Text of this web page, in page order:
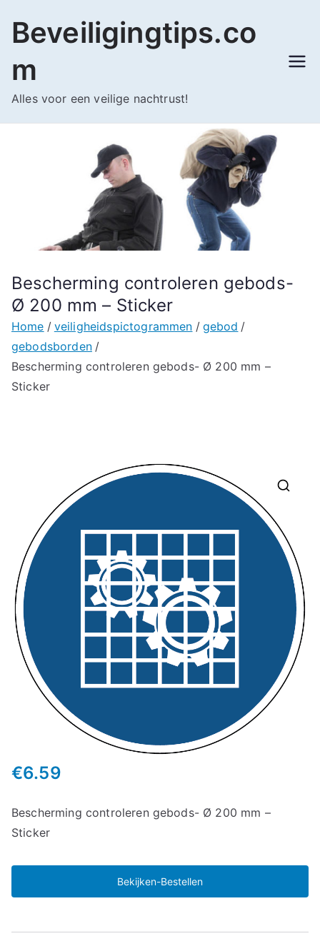
naar
inhoud
Beveiligingtips.co
m
Alles voor een veilige nachtrust!
Bescherming controleren gebods-
Ø 200 mm – Sticker
Home veiligheidspictogrammen
gebod
gebodsborden
Bescherming controleren gebods- Ø 200 mm –
Sticker
€6.59
Bescherming controleren gebods- Ø 200 mm –
Sticker
Bekijken-Bestellen